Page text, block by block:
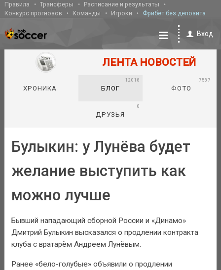
Правила Трансферы
Расписание и результаты
Конкурс прогнозов
Команды Игроки Фрибет без депозита
Вход
ЛЕНТА НОВОСТЕЙ
ХРОНИКА БЛОГ
12018
ФОТО
7587
ДРУЗЬЯ
0
Булыкин: у Лунёва будет
желание выступить как
можно лучше
Бывший нападающий сборной России и «Динамо»
Дмитрий Булыкин высказался о продлении контракта
клуба с вратарём Андреем Лунёвым.
Ранее «бело-голубые» объявили о продлении